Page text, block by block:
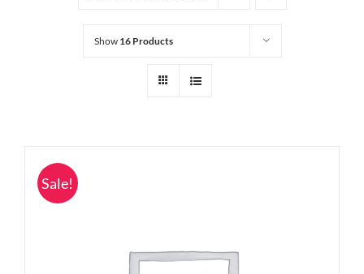
Show 16 Products
Sale!